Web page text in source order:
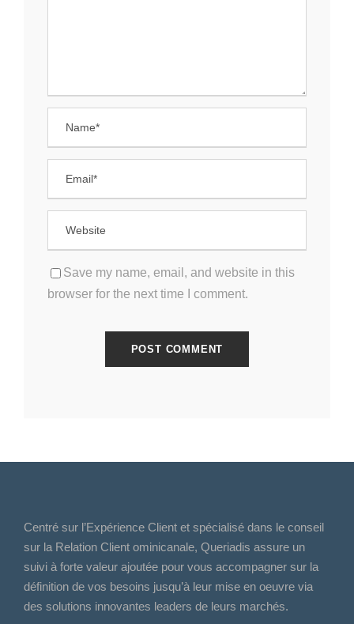
Save my name, email, and website in this
browser for the next time I comment.
Centré sur l’Expérience Client et spécialisé dans le conseil
sur la Relation Client ominicanale, Queriadis assure un
suivi à forte valeur ajoutée pour vous accompagner sur la
définition de vos besoins jusqu’à leur mise en oeuvre via
des solutions innovantes leaders de leurs marchés.